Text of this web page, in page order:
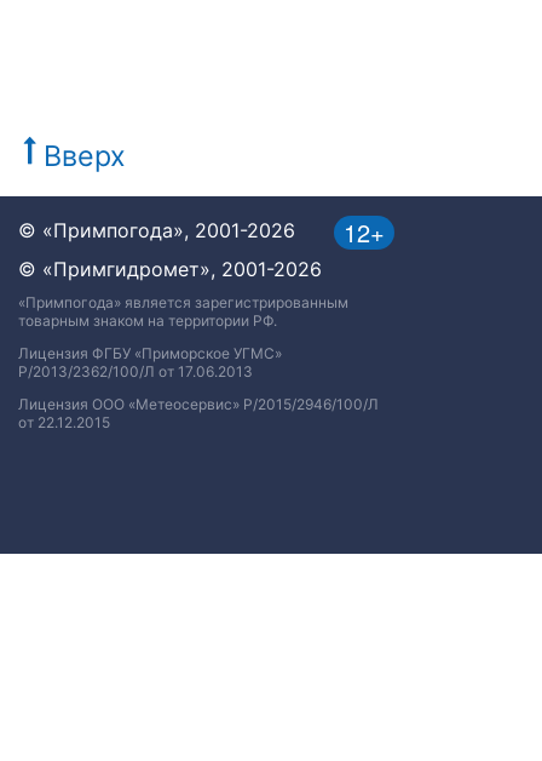
Вверх
12+
© «Примпогода», 2001-2026
© «Примгидромет», 2001-2026
«Примпогода» является зарегистрированным
товарным знаком на территории РФ.
Лицензия ФГБУ «Приморское УГМС»
Р/2013/2362/100/Л от 17.06.2013
Лицензия ООО «Метеосервис» Р/2015/2946/100/Л
от 22.12.2015